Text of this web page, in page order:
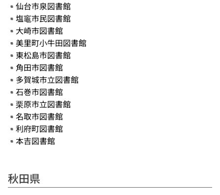
仙台市泉図書館
塩竈市民図書館
大崎市図書館
美里町小牛田図書館
東松島市図書館
角田市図書館
多賀城市立図書館
石巻市図書館
栗原市立図書館
名取市図書館
利府町図書館
本吉図書館
秋田県